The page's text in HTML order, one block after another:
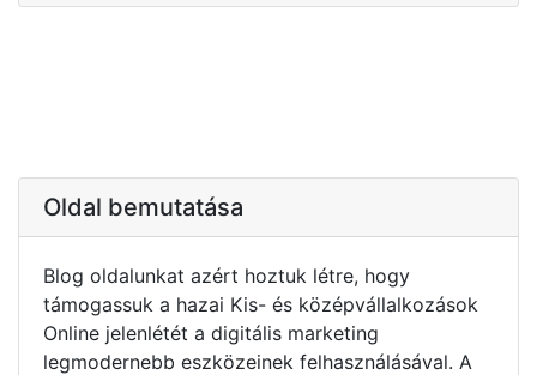
Oldal bemutatása
Blog oldalunkat azért hoztuk létre, hogy
támogassuk a hazai Kis- és középvállalkozások
Online jelenlétét a digitális marketing
legmodernebb eszközeinek felhasználásával. A